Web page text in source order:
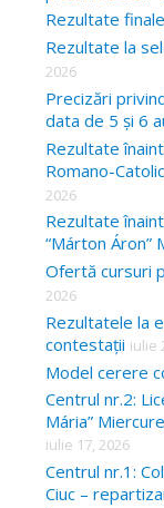
Rezultate
Rezultate la
2026
Precizări
data de 5 și 6
Rezultate
Romano-
2026
Rezultate
“Márton Áron”
Ofertă cursuri
2026
Rezultatele la
contestații iulie
Model cerere
Centrul nr.2:
Mária”
iulie 17, 2026
Centrul nr.1:
Ciuc –